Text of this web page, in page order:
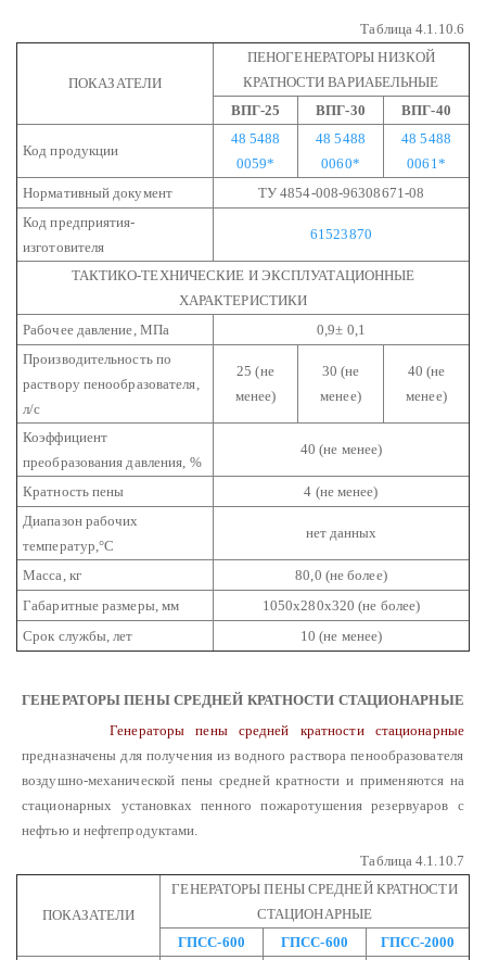
Таблица 4.1.10.6
ПОКАЗАТЕЛИ
ПЕНОГЕНЕРАТОРЫ НИЗКОЙ
КРАТНОСТИ ВАРИАБЕЛЬНЫЕ
ВПГ-25
ВПГ-30 ВПГ-40
Код продукции
48 5488
0059*
48 5488
0060*
48 5488
0061*
Нормативный документ
ТУ 4854-008-96308671-08
Код предприятия-
изготовителя
61523870
ТАКТИКО-ТЕХНИЧЕСКИЕ И ЭКСПЛУАТАЦИОННЫЕ
ХАРАКТЕРИСТИКИ
Рабочее давление, МПа
0,9± 0,1
Производительность по
раствору пенообразователя,
л/с
25 (не
менее)
30 (не
менее)
40 (не
менее)
Коэффициент
преобразования давления, %
40 (не менее)
Кратность пены
4 (не менее)
Диапазон рабочих
температур,°С
нет данных
Масса, кг
80,0 (не более)
Габаритные размеры, мм
1050х280х320 (не более)
Срок службы, лет
10 (не менее)
ГЕНЕРАТОРЫ ПЕНЫ СРЕДНЕЙ КРАТНОСТИ СТАЦИОНАРНЫЕ
Генераторы пены средней кратности стационарные
предназначены для получения из водного раствора пенообразователя
воздушно-механической пены средней кратности и применяются на
стационарных установках пенного пожаротушения резервуаров с
нефтью и нефтепродуктами.
Таблица 4.1.10.7
ПОКАЗАТЕЛИ
ГЕНЕРАТОРЫ ПЕНЫ СРЕДНЕЙ КРАТНОСТИ
СТАЦИОНАРНЫЕ
ГПСС-600
ГПСС-600 ГПСС-2000